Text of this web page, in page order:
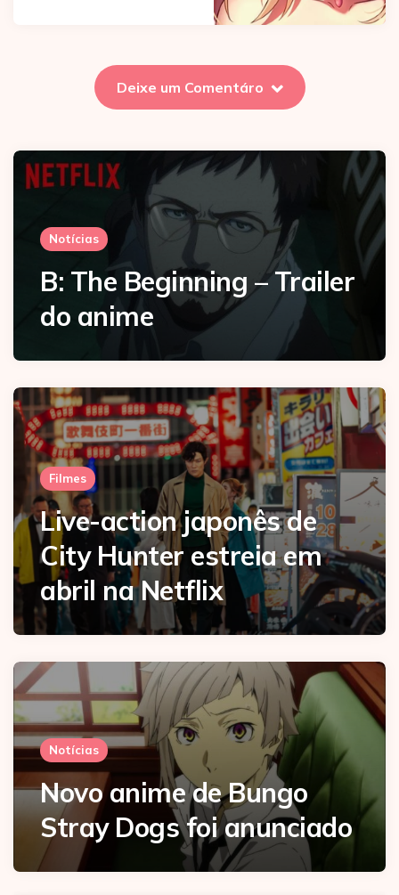
Deixe um Comentáro
Notícias
B: The Beginning – Trailer
do anime
Filmes
Live-action japonês de
City Hunter estreia em
abril na Netflix
Notícias
Novo anime de Bungo
Stray Dogs foi anunciado